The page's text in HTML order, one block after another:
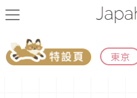
東京